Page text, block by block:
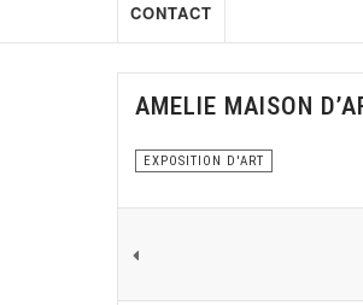
CONTACT
AMELIE MAISON
EXPOSITION D'ART